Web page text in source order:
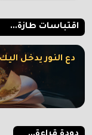
اقتباسات طازة...
دع النور يدخل